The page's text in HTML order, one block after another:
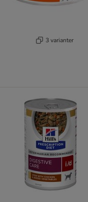
3 varianter